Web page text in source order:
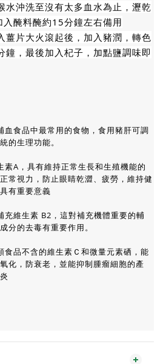
水沖洗至沒有太多血水為止，瀝乾
醃料醃約15分鐘左右備用
薑片大火滾起後，加入豬潤，轉色
，最後加入杞子，加點鹽調味即
血食品中最常用的食物，食用豬肝可調
的生理功能。
素A，具有維持正常生長和生殖機能的
常視力，防止眼睛乾澀、疲勞，維持健
有重要意義
充維生素 B2，這對補充機體重要的輔
分的去毒有重要作用。
食品不含的維生素Ｃ和微量元素硒，能
化，防衰老，並能抑制腫瘤細胞的產